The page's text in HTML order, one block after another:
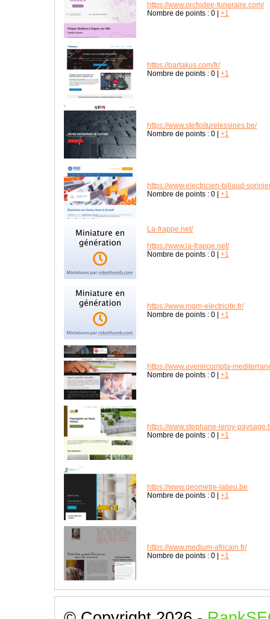
https://www.orchidee-funeraire.com/
Nombre de points : 0 +1
https://partakus.com/fr/
Nombre de points : 0 +1
https://www.steftoiturelessines.be/
Nombre de points : 0 +1
https://www.electricien-billaud-
Nombre de points : 0 +1
La-frappe.net/
https://www.la-frappe.net/
Nombre de points : 0 +1
https://www.mgm-electricite.fr/
Nombre de points : 0 +1
https://www.avenircompta-
Nombre de points : 0 +1
https://www.stephane-leroy-
Nombre de points : 0 +1
https://www.geometre-lalieu.be
Nombre de points : 0 +1
https://www.medium-africain.fr/
Nombre de points : 0 +1